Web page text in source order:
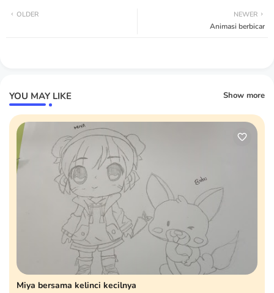
NEWER
Animasi berbicar
OLDER
YOU MAY LIKE Show more
Miya bersama kelinci kecilnya